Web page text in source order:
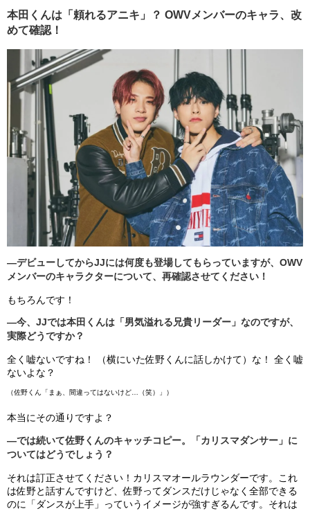
本田くんは「頼れるアニキ」？ OWVメンバーのキャラ、改
めて確認！
―デビューしてからJJには何度も登場してもらっていますが、OWV
メンバーのキャラクターについて、再確認させてください！
もちろんです！
―今、JJでは本田くんは「男気溢れる兄貴リーダー」なのですが、
実際どうですか？
全く嘘ないですね！ （横にいた佐野くんに話しかけて）な！ 全く嘘
ないよな？
（佐野くん「まぁ、間違ってはないけど…（笑）」）
本当にその通りですよ？
―では続いて佐野くんのキャッチコピー。「カリスマダンサー」に
ついてはどうでしょう？
それは訂正させてください！カリスマオールラウンダーです。これ
は佐野と話すんですけど、佐野ってダンスだけじゃなく全部できる
のに「ダンスが上手」っていうイメージが強すぎるんです。それは